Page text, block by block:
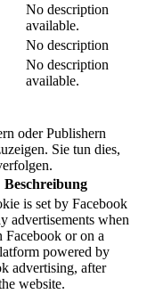
No description
available.
No description
No description
available.
oder Publishern
Sie tun dies,
Beschreibung
is set by Facebook
advertisements when
Facebook or on a
powered by
advertising, after
website.